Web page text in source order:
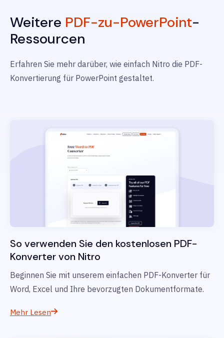
Weitere PDF-zu-PowerPoint-
Ressourcen
Erfahren Sie mehr darüber, wie einfach Nitro die PDF-
Konvertierung für PowerPoint gestaltet.
So verwenden Sie den kostenlosen PDF-
Konverter von Nitro
Beginnen Sie mit unserem einfachen PDF-Konverter für
Word, Excel und Ihre bevorzugten Dokumentformate.
Mehr Lesen